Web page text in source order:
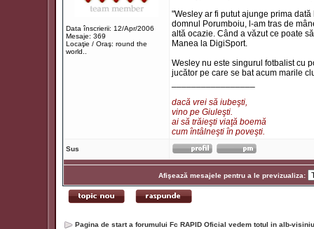
Data înscrierii: 12/Apr/2006
Mesaje: 369
Locaţie / Oraş: round the
world..
"Wesley ar fi putut ajunge prima
domnul Porumboiu, l-am tras de
altă ocazie. Când a văzut ce poate
Manea la DigiSport.
Wesley nu este singurul fotbalist cu
jucător pe care se bat acum marile
dacă vrei să iubeşti,
vino pe Giuleşti.
ai să trăieşti viaţă boemă
cum întâlneşti în poveşti.
Sus
Afişează mesajele pentru a le previzualiza:
Pagina de start a forumului Fc RAPID Oficial vedem totul in alb-